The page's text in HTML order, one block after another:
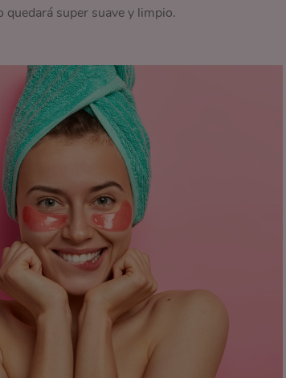
super suave y limpio.